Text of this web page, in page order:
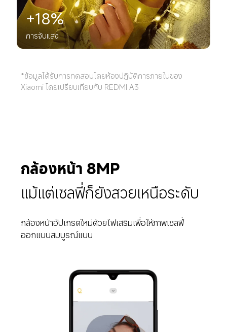
+18%
การจับแสง
*ข้อมูลได้รับการทดสอบโดยห้องปฏิบัติการภายในของ
Xiaomi โดยเปรียบเทียบกับ REDMI A3
กล้องหน้า 8MP
แม้แต่เซลฟี่ก็ยังสวยเหนือระดับ
กล้องหน้าอัปเกรดใหม่ด้วยไฟเสริมเพื่อให้ภาพเซลฟี่
ออกแบบสมบูรณ์แบบ